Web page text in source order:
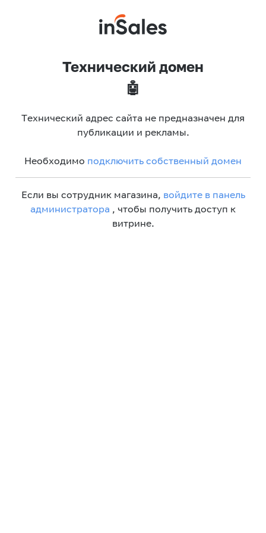
Технический домен
🤖
Технический адрес сайта не предназначен для
публикации и рекламы.
Необходимо подключить собственный домен
Если вы сотрудник магазина, войдите в панель
администратора , чтобы получить доступ к
витрине.